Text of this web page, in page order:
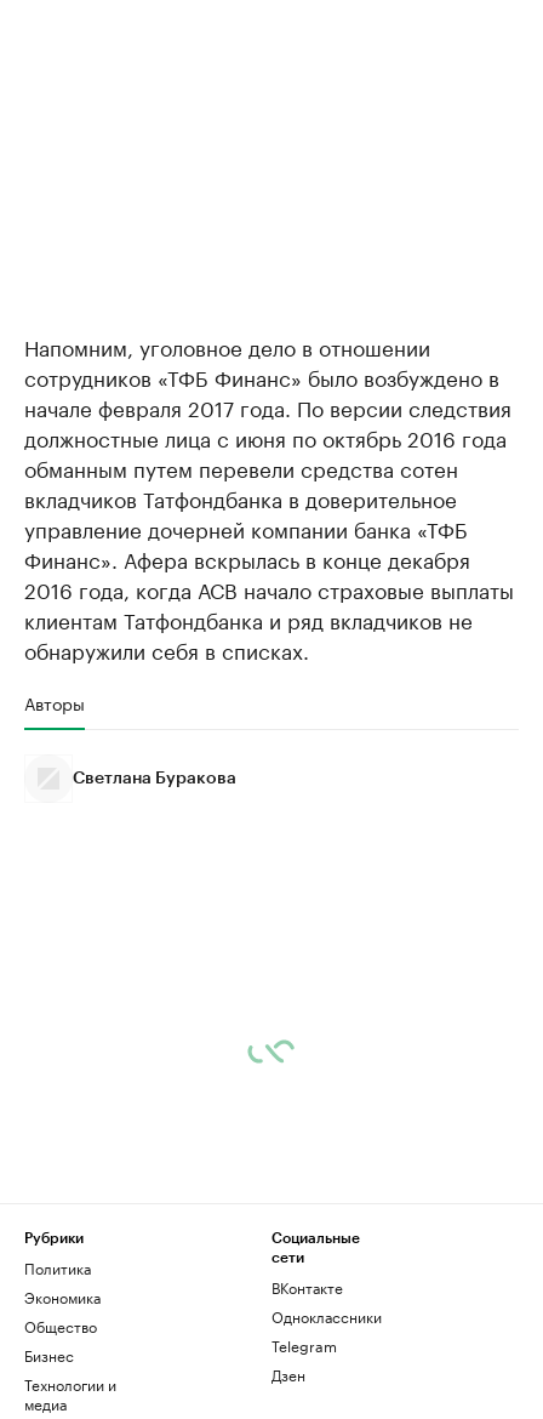
Напомним, уголовное дело в отношении
сотрудников «ТФБ Финанс» было возбуждено в
начале февраля 2017 года. По версии следствия
должностные лица с июня по октябрь 2016 года
обманным путем перевели средства сотен
вкладчиков Татфондбанка в доверительное
управление дочерней компании банка «ТФБ
Финанс». Афера вскрылась в конце декабря
2016 года, когда АСВ начало страховые выплаты
клиентам Татфондбанка и ряд вкладчиков не
обнаружили себя в списках.
Авторы
Светлана Буракова
Рубрики
Политика
Экономика
Общество
Бизнес
Технологии и
медиа
Социальные
сети
ВКонтакте
Одноклассники
Telegram
Дзен